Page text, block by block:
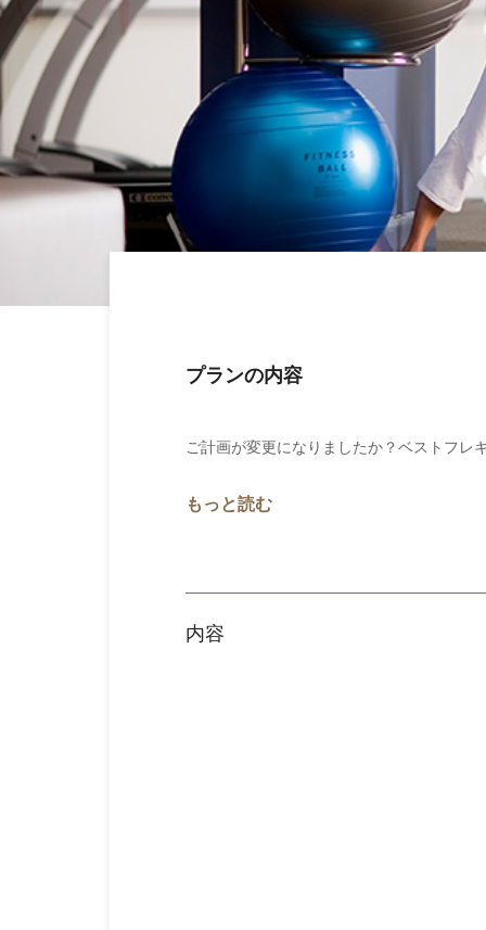
プランの内容
ご計画が変更になりましたか？ベストフレ
もっと読む
内容